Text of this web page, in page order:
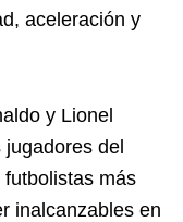
aceleración y
y Lionel
del
más
inalcanzables en